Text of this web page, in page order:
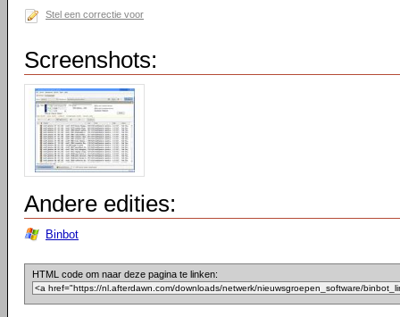
Stel een correctie voor
Screenshots:
Andere edities:
Binbot
HTML code om naar deze pagina te linken: